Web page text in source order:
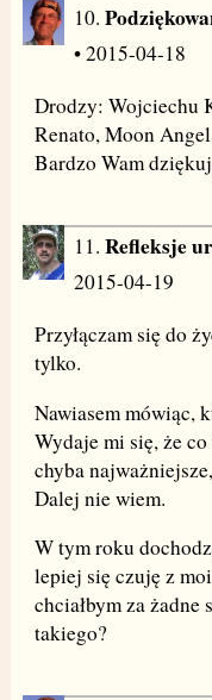
10.
• 2015-04-18
Drodzy: Wojciechu
Renato, Moon
Bardzo Wam
11. Refleksje
2015-04-19
Przyłączam się do
tylko.
Nawiasem mówiąc,
Wydaje mi się, że
chyba
Dalej nie wiem.
W tym roku
lepiej się czuję z
chciałbym za żadne
takiego?